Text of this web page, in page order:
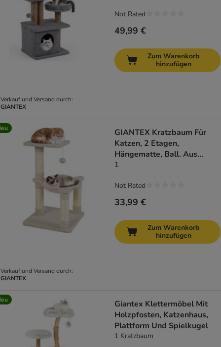
Verkauf und Versand durch:
GIANTEX
49,99 €
Not Rated
Zum Warenkorb
hinzufügen
Verkauf und Versand durch:
GIANTEX
GIANTEX Kratzbaum Für
Katzen, 2 Etagen,
Hängematte, Ball. Aus
Plüsch
1
33,99 €
Not Rated
Zum Warenkorb
hinzufügen
Giantex Klettermöbel Mit
Holzpfosten, Katzenhaus,
Plattform Und Spielkugel
1 Kratzbaum